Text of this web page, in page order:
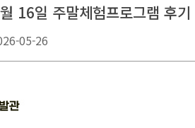
16일 주말체험프로그램 후기
05-26